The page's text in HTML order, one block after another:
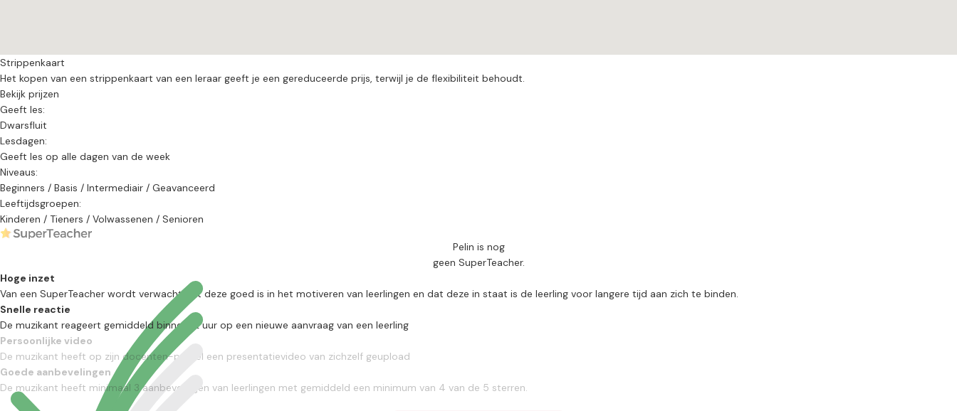
Strippenkaart
Het kopen van een strippenkaart van een leraar geeft je een gereduceerde prijs, terwijl je de flexibiliteit behoudt.
Bekijk prijzen
Geeft les:
Dwarsfluit
Lesdagen:
Geeft les op alle dagen van de week
Niveaus:
Beginners / Basis / Intermediair / Geavanceerd
Leeftijdsgroepen:
Kinderen / Tieners / Volwassenen / Senioren
Pelin is nog
geen SuperTeacher.
Hoge inzet
Van een SuperTeacher wordt verwacht dat deze goed is in het motiveren van leerlingen en dat deze in staat is de leerling voor langere tijd aan zich te binden.
Snelle reactie
De muzikant reageert gemiddeld binnen 12 uur op een nieuwe aanvraag van een leerling
Persoonlijke video
De muzikant heeft op zijn docenten-profiel een presentatievideo van zichzelf geupload
Goede aanbevelingen
De muzikant heeft minimaal 3 aanbevelingen van leerlingen met gemiddeld een minimum van 4 van de 5 sterren.